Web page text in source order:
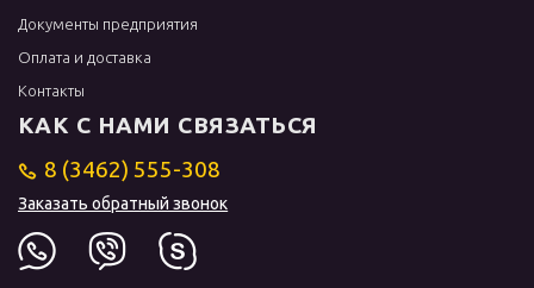
Документы предприятия
Оплата и доставка
Контакты
КАК С НАМИ СВЯЗАТЬСЯ
8 (3462) 555-308
Заказать обратный звонок